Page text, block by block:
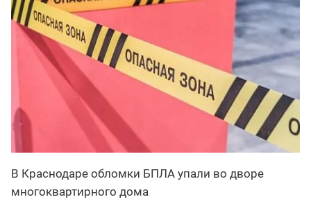
В Краснодаре обломки БПЛА упали во дворе
многоквартирного дома